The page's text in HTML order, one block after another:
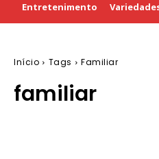
Entretenimento
Início Tags Familiar
familiar